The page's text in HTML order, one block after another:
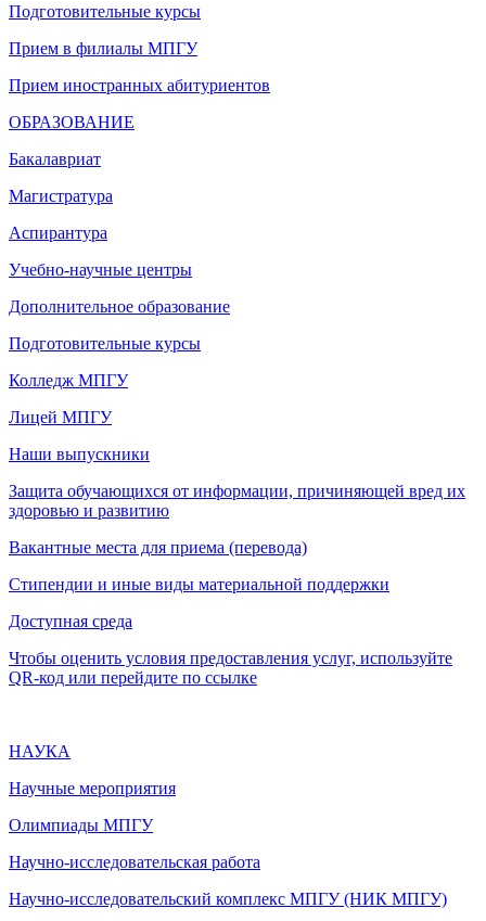
Подготовительные курсы
Прием в филиалы МПГУ
Прием иностранных абитуриентов
ОБРАЗОВАНИЕ
Бакалавриат
Магистратура
Аспирантура
Учебно-научные центры
Дополнительное образование
Подготовительные курсы
Колледж МПГУ
Лицей МПГУ
Наши выпускники
Защита обучающихся от информации, причиняющей вред их
здоровью и развитию
Вакантные места для приема (перевода)
Стипендии и иные виды материальной поддержки
Доступная среда
Чтобы оценить условия предоставления услуг, используйте
QR-код или перейдите по ссылке
НАУКА
Научные мероприятия
Олимпиады МПГУ
Научно-исследовательская работа
Научно-исследовательский комплекс МПГУ (НИК МПГУ)